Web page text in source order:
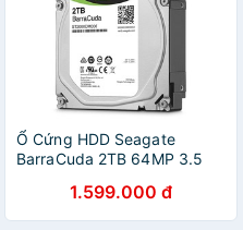
Ổ Cứng HDD Seagate
BarraCuda 2TB 64MP 3.5
1.599.000 đ